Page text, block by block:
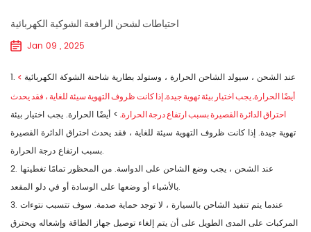
احتياطات لشحن الرافعة الشوكية الكهربائية
Jan 09 , 2025
1. عند الشحن ، سيولد الشاحن الحرارة ، وستولد بطارية شاحنة الشوكة الكهربائية >
أيضًا الحرارة. يجب اختيار بيئة تهوية جيدة. إذا كانت ظروف التهوية سيئة للغاية ، فقد يحدث
احتراق الدائرة القصيرة بسبب ارتفاع درجة الحرارة. > أيضًا الحرارة. يجب اختيار بيئة
تهوية جيدة. إذا كانت ظروف التهوية سيئة للغاية ، فقد يحدث احتراق الدائرة القصيرة
بسبب ارتفاع درجة الحرارة.
2. عند الشحن ، يجب وضع الشاحن على الدواسة. من المحظور تمامًا تغطيتها
بالأشياء أو وضعها على الوسادة أو في دلو المقعد.
3. عندما يتم تنفيذ الشاحن بالسيارة ، لا توجد حماية صدمة. سوف تتسبب نتوءات
المركبات على المدى الطويل على أن يتم إلغاء توصيل جهاز الطاقة وإشعاله ويحترق